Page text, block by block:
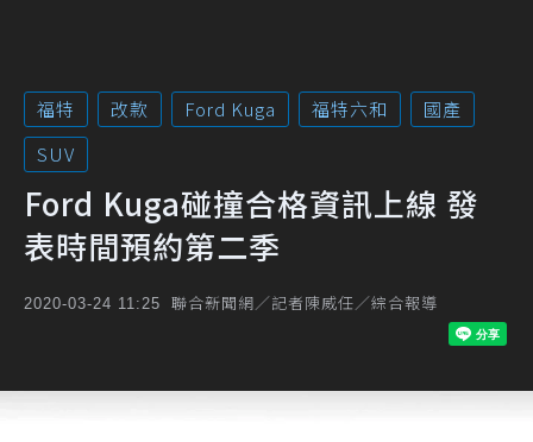
福特 改款 Ford Kuga 福特六和
國產
SUV
Ford Kuga碰撞合格資訊上線 發
表時間預約第二季
2020-03-24 11:25 聯合新聞網／記者陳威任／綜合報導